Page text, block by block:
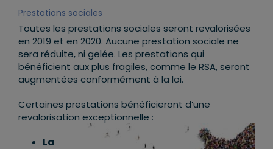
Prestations sociales
Toutes les prestations sociales seront revalorisées
en 2019 et en 2020. Aucune prestation sociale ne
sera réduite, ni gelée. Les prestations qui
bénéficient aux plus fragiles, comme le RSA, seront
augmentées conformément à la loi.
Certaines prestations bénéficieront d’une
revalorisation exceptionnelle :
La